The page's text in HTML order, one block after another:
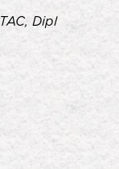
Dipl